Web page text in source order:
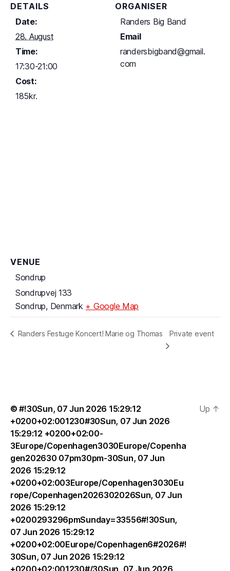
DETAILS
Date:
28. August
Time:
17:30-21:00
Cost:
185kr.
ORGANISER
Randers Big Band
Email
randersbigband@gmail.
com
VENUE
Sondrup
Sondrupvej 133
Sondrup, Denmark + Google Map
Randers Festuge Koncert! Marie og Thomas Private event
© #!30Sun, 07 Jun 2026 15:29:12
+0200+02:001230#30Sun, 07 Jun 2026
15:29:12 +0200+02:00-
3Europe/Copenhagen3030Europe/Copenha
gen202630 07pm30pm-30Sun, 07 Jun
2026 15:29:12
+0200+02:003Europe/Copenhagen3030Eu
rope/Copenhagen2026302026Sun, 07 Jun
2026 15:29:12
+0200293296pmSunday=33556#!30Sun,
07 Jun 2026 15:29:12
+0200+02:00Europe/Copenhagen6#2026#!
30Sun, 07 Jun 2026 15:29:12
+0200+02:001230#/30Sun, 07 Jun 2026
Up ↑